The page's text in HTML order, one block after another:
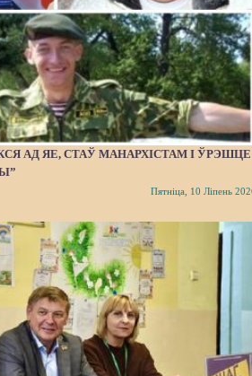
АД ЯЕ, СТАЎ МАНАРХІСТАМ І ЎРЭШЦЕ
Пятніца, 10 Ліпень